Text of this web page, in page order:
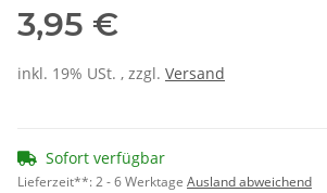
3,95 €
inkl. 19% USt. , zzgl. Versand
Sofort verfügbar
Lieferzeit**:2 - 6 Werktage Ausland abweichend